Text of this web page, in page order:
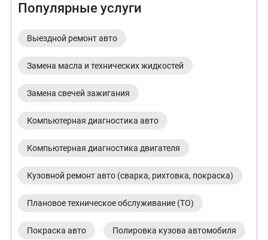
Популярные услуги
Выездной ремонт авто
Замена масла и технических жидкостей
Замена свечей зажигания
Компьютерная диагностика авто
Компьютерная диагностика двигателя
Кузовной ремонт авто (сварка, рихтовка, покраска)
Плановое техническое обслуживание (ТО)
Покраска авто Полировка кузова автомобиля